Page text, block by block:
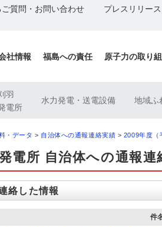
ご質問・お問い合わせ プレスリリー
社情報 福島への責任 原子力の取り
羽
電所
水力発電・送電設備 地域ふ
・データ > 自治体への通報連絡実績 > 2009年度（
電所 自治体への通報連
絡した情報
件